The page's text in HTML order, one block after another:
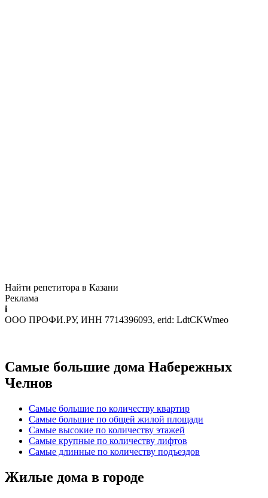
Найти репетитора в Казани
Реклама
i
ООО ПРОФИ.РУ, ИНН 7714396093, erid: LdtCKWmeo
Самые большие дома Набережных
Челнов
Самые большие по количеству квартир
Самые большие по общей жилой площади
Самые высокие по количеству этажей
Самые крупные по количеству лифтов
Самые длинные по количеству подъездов
Жилые дома в городе